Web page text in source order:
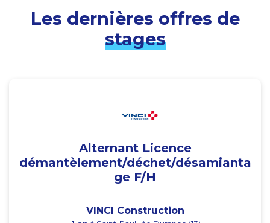
Les dernières offres de
stages
Alternant Licence
démantèlement/déchet/désamianta
ge F/H
VINCI Construction